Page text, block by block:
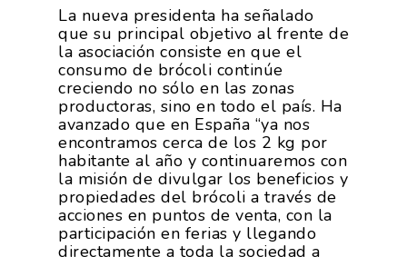
La nueva presidenta ha señalado
que su principal objetivo al frente de
la asociación consiste en que el
consumo de brócoli continúe
creciendo no sólo en las zonas
productoras, sino en todo el país. Ha
avanzado que en España “ya nos
encontramos cerca de los 2 kg por
habitante al año y continuaremos con
la misión de divulgar los beneficios y
propiedades del brócoli a través de
acciones en puntos de venta, con la
participación en ferias y llegando
directamente a toda la sociedad a